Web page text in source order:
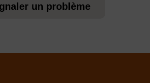
un problème